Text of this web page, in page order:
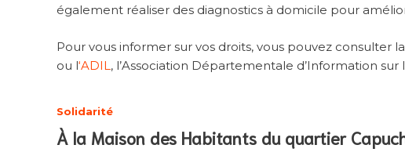
également réaliser des diagnostics à domicile pour
Pour vous informer sur vos droits, vous pouvez
ou l‘ADIL, l’Association Départementale d’Information
Solidarité
À la Maison des Habitants du quartier